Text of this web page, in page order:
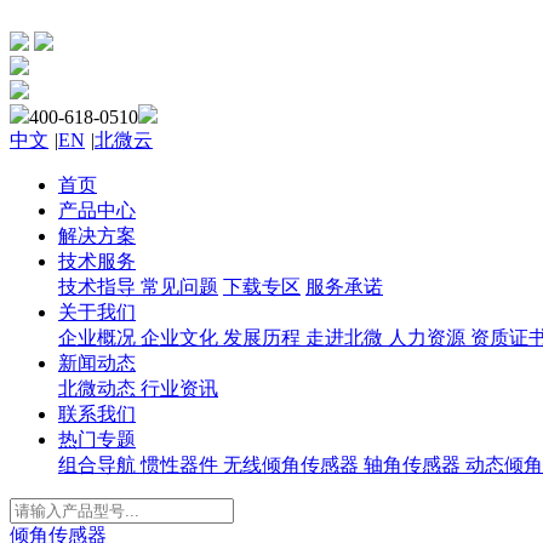
400-618-0510
中文 |EN |北微云
首页
产品中心
解决方案
技术服务
技术指导 常见问题 下载专区 服务承诺
关于我们
企业概况 企业文化 发展历程 走进北微 人力资源 资质证
新闻动态
北微动态 行业资讯
联系我们
热门专题
组合导航 惯性器件 无线倾角传感器 轴角传感器 动态倾
倾角传感器